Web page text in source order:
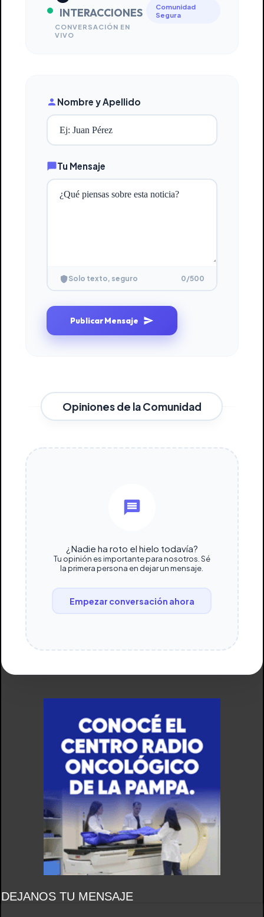
INTERACCIONES
CONVERSACIÓN EN
VIVO
Comunidad
Segura
Nombre y Apellido
Tu Mensaje
Solo texto, seguro 0/500
Publicar Mensaje
Opiniones de la Comunidad
¿Nadie ha roto el hielo todavía?
Tu opinión es importante para nosotros. Sé
la primera persona en dejar un mensaje.
Empezar conversación ahora
DEJANOS TU MENSAJE